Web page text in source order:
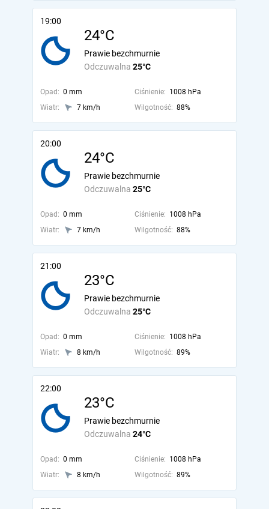
19:00
24°C
Odczuwalna 25°C
Prawie bezchmurnie
Opad: 0 mm Ciśnienie: 1008 hPa
Wiatr:
7 km/h Wilgotność: 88%
20:00
24°C
Odczuwalna 25°C
Prawie bezchmurnie
Opad: 0 mm Ciśnienie: 1008 hPa
Wiatr:
7 km/h Wilgotność: 88%
21:00
23°C
Odczuwalna 25°C
Prawie bezchmurnie
Opad: 0 mm Ciśnienie: 1008 hPa
Wiatr:
8 km/h Wilgotność: 89%
22:00
23°C
Odczuwalna 24°C
Prawie bezchmurnie
Opad: 0 mm Ciśnienie: 1008 hPa
Wiatr:
8 km/h Wilgotność: 89%